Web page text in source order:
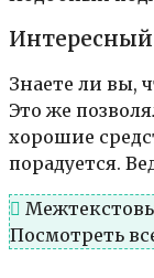
Знаете ли вы,
Это же
хорошие
порадуется.
Посмотреть